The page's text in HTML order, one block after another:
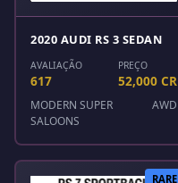
2020 AUDI RS 3 SEDAN
AVALIAÇÃO
617
PREÇO
52,000 CR
MODERN SUPER
SALOONS
AWD
RARE